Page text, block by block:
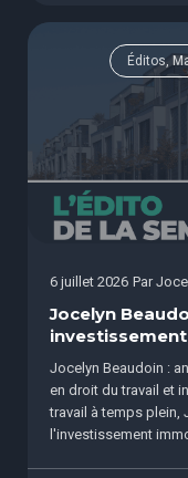
Éditos,
6 juillet 2026 Par
Jocelyn
Jocelyn Beaudoin :
en droit du travail et
travail à temps plein,
l'investissement